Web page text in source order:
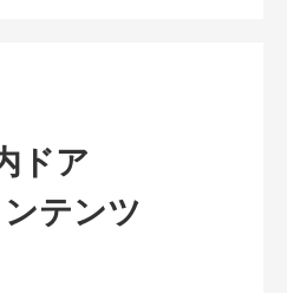
ドア
テンツ